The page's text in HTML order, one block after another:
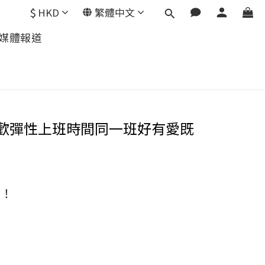
$ HKD 繁體中文
體報道
彈性上班時間同一班好有愛既